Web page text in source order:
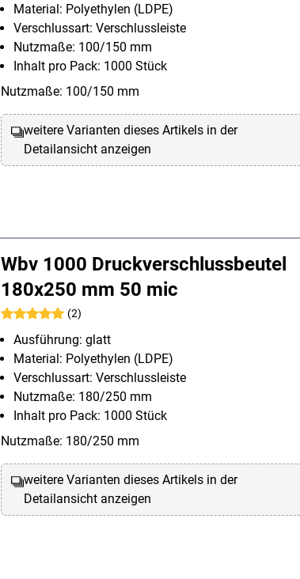
Material: Polyethylen (LDPE)
Verschlussart: Verschlussleiste
Nutzmaße: 100/150 mm
Inhalt pro Pack: 1000 Stück
Nutzmaße: 100/150 mm
weitere Varianten dieses Artikels in der
Detailansicht anzeigen
Wbv 1000 Druckverschlussbeutel
180x250 mm 50 mic
(2)
Ausführung: glatt
Material: Polyethylen (LDPE)
Verschlussart: Verschlussleiste
Nutzmaße: 180/250 mm
Inhalt pro Pack: 1000 Stück
Nutzmaße: 180/250 mm
weitere Varianten dieses Artikels in der
Detailansicht anzeigen